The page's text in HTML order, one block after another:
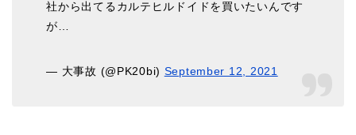
社から出てるカルテヒルドイドを買いたいんです
が…
— 大事故 (@PK20bi) September 12, 2021